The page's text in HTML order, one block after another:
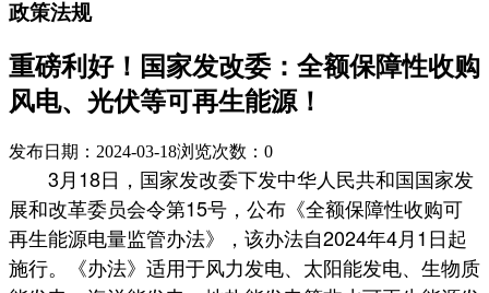
政策法规
重磅利好！国家发改委：全额保障性收购
风电、光伏等可再生能源！
发布日期：2024-03-18浏览次数： 0
3月18日，国家发改委下发中华人民共和国国家发
展和改革委员会令第15号，公布《全额保障性收购可
再生能源电量监管办法》，该办法自2024年4月1日起
施行。《办法》适用于风力发电、太阳能发电、生物质